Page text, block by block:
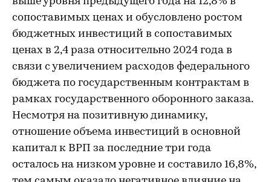
сопоставимых ценах и обусловлено ростом
бюджетных инвестиций в сопоставимых
ценах в 2,4 раза относительно 2024 года в
связи с увеличением расходов федерального
бюджета по государственным контрактам в
рамках государственного оборонного заказа.
Несмотря на позитивную динамику,
отношение объема инвестиций в основной
капитал к ВРП за последние три года
осталось на низком уровне и составило 16,8%,